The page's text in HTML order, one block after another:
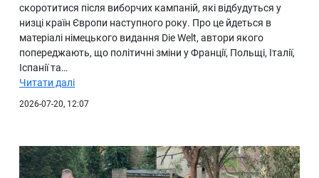
скоротитися після виборчих кампаній, які відбудуться у
низці країн Європи наступного року. Про це йдеться в
матеріалі німецького видання Die Welt, автори якого
попереджають, що політичні зміни у Франції, Польщі, Італії,
Іспанії та…
Читати далі
2026-07-20, 12:07